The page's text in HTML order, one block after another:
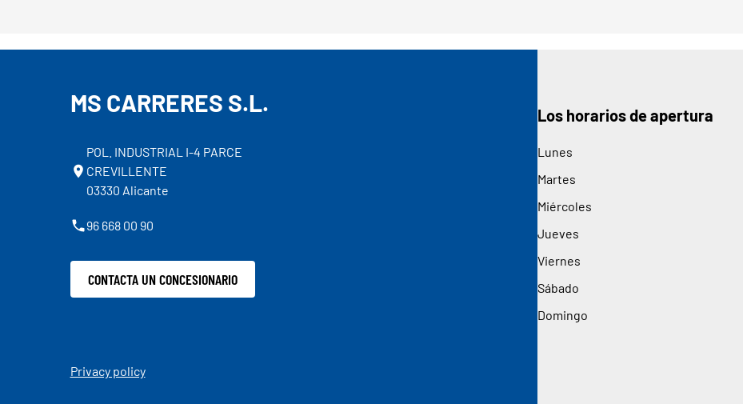
MS CARRERES S.L.
POL. INDUSTRIAL I-4 PARCE
CREVILLENTE
03330 Alicante
96 668 00 90
CONTACTA UN CONCESIONARIO
Los horarios de apertura
Lunes
Martes
Miércoles
Jueves
Viernes
Sábado
Domingo
Privacy policy